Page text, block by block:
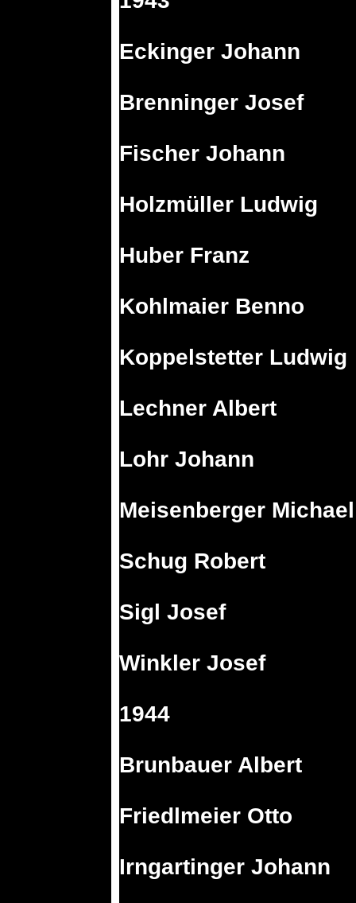
Eckinger Johann
Brenninger Josef
Fischer Johann
Holzmüller Ludwig
Huber Franz
Kohlmaier Benno
Koppelstetter Ludwig
Lechner Albert
Lohr Johann
Meisenberger Michael
Schug Robert
Sigl Josef
Winkler Josef
1944
Brunbauer Albert
Friedlmeier Otto
Irngartinger Johann